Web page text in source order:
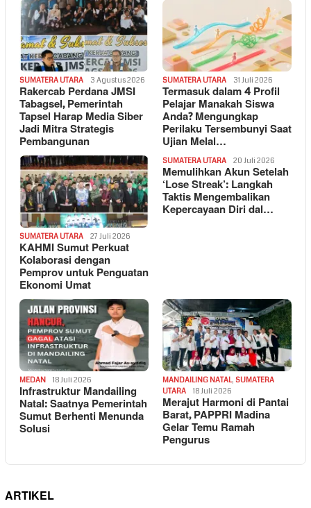
SUMATERA UTARA 3 Agustus 2026
Rakercab Perdana JMSI
Tabagsel, Pemerintah
Tapsel Harap Media Siber
Jadi Mitra Strategis
Pembangunan
SUMATERA UTARA 31 Juli 2026
Termasuk dalam 4 Profil
Pelajar Manakah Siswa
Anda? Mengungkap
Perilaku Tersembunyi Saat
Ujian Melal…
SUMATERA UTARA 27 Juli 2026
KAHMI Sumut Perkuat
Kolaborasi dengan
Pemprov untuk Penguatan
Ekonomi Umat
SUMATERA UTARA 20 Juli 2026
Memulihkan Akun Setelah
‘Lose Streak’: Langkah
Taktis Mengembalikan
Kepercayaan Diri dal…
MEDAN 18 Juli 2026
Infrastruktur Mandailing
Natal: Saatnya Pemerintah
Sumut Berhenti Menunda
Solusi
MANDAILING NATAL, SUMATERA
UTARA
18 Juli 2026
Merajut Harmoni di Pantai
Barat, PAPPRI Madina
Gelar Temu Ramah
Pengurus
ARTIKEL